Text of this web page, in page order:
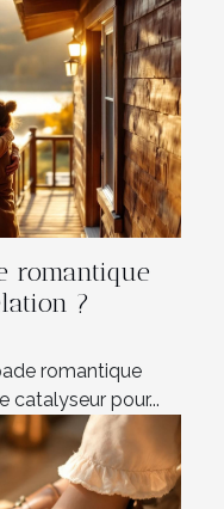
romantique
?
romantique
catalyseur pour...